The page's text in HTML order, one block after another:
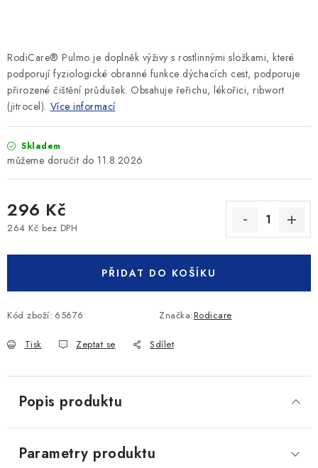
Podmínky ochrany osobních údajů
RodiCare® Pulmo je doplněk výživy s rostlinnými složkami, které
podporují fyziologické obranné funkce dýchacích cest, podporuje
přirozené čištění průdušek. Obsahuje řeřichu, lékořici, ribwort
(jitrocel). Více informací
Skladem
11.8.2026
296 Kč
264 Kč bez DPH
PŘIDAT DO KOŠÍKU
Kód zboží: 65676 Značka:Rodicare
Tisk Zeptat se Sdílet
Popis produktu
Parametry produktu